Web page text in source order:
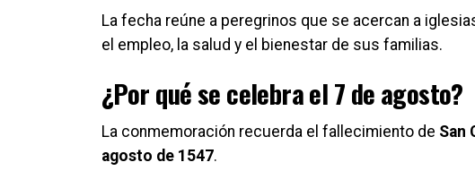
La fecha reúne a peregrinos que se acercan a
el empleo, la salud y el bienestar de sus familias.
¿Por qué se celebra el 7 de agosto?
La conmemoración recuerda el fallecimiento de San
agosto de 1547.